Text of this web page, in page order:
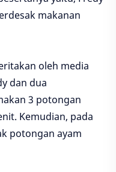
makanan
oleh media
dan dua
3 potongan
Kemudian, pada
potongan ayam